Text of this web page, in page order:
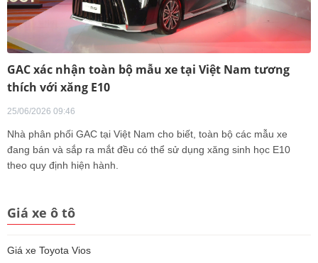
GAC xác nhận toàn bộ mẫu xe tại Việt Nam tương
thích với xăng E10
25/06/2026 09:46
Nhà phân phối GAC tại Việt Nam cho biết, toàn bộ các mẫu xe
đang bán và sắp ra mắt đều có thể sử dụng xăng sinh học E10
theo quy định hiện hành.
Giá xe ô tô
Giá xe Toyota Vios